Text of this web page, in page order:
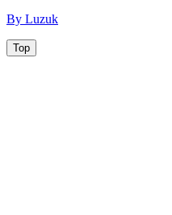
By Luzuk
Top